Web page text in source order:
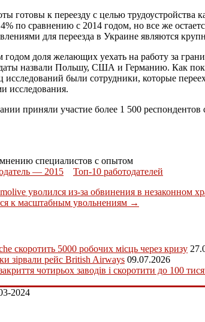
готовы к переезду с целью трудоустройства
по сравнению с 2014 годом, но все же
для переезда в Украине являются
доля желающих уехать на работу за
назвали Польшу, США и Германию. Как
были сотрудники, которые
исследования.
приняли участие более 1 500
специалистов с опытом
— 2015
Топ-10 работодателей
уволился из-за обвинения в незаконном
к масштабным увольнениям →
скоротить 5000 робочих місць через кризу
зірвали рейс British Airways 09.07.2026
чотирьох заводів і скоротити до 100
2024